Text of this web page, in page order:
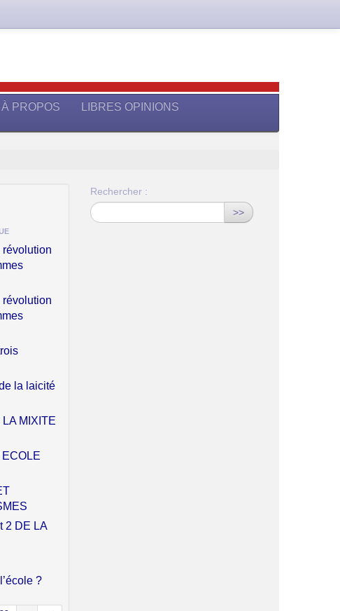
À PROPOS
LIBRES OPINIONS
révolution
révolution
la laicité
LA MIXITE
2 DE LA
?
Rechercher :
>>